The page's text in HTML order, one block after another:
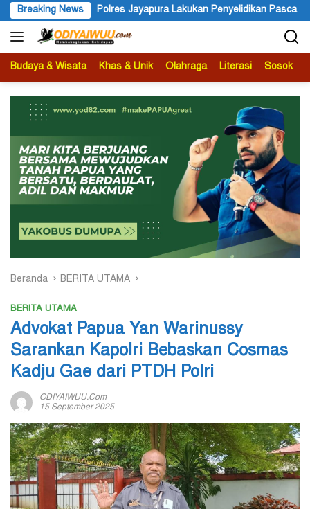
Langsung
ke
konten
Breaking News
Lakukan Penyelidikan Pasca Keracunan Akibat Dugaan Menu
Budaya & Wisata Khas & Unik Olahraga Literasi Sosok
Beranda BERITA UTAMA
BERITA UTAMA
Advokat Papua Yan Warinussy
Sarankan Kapolri Bebaskan Cosmas
Kadju Gae dari PTDH Polri
ODIYAIWUU.com
15 September 2025